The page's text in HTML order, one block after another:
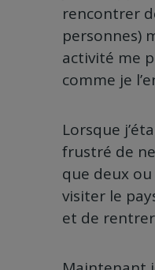
rencontrer
personnes)
activité me
comme je
Lorsque
frustré de
que deux
visiter le
et de